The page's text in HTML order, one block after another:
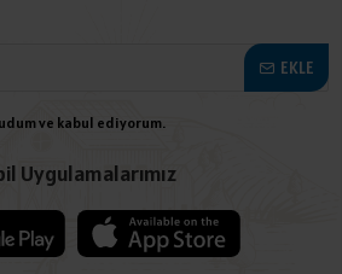
EKLE
ve kabul ediyorum.
Uygulamalarımız